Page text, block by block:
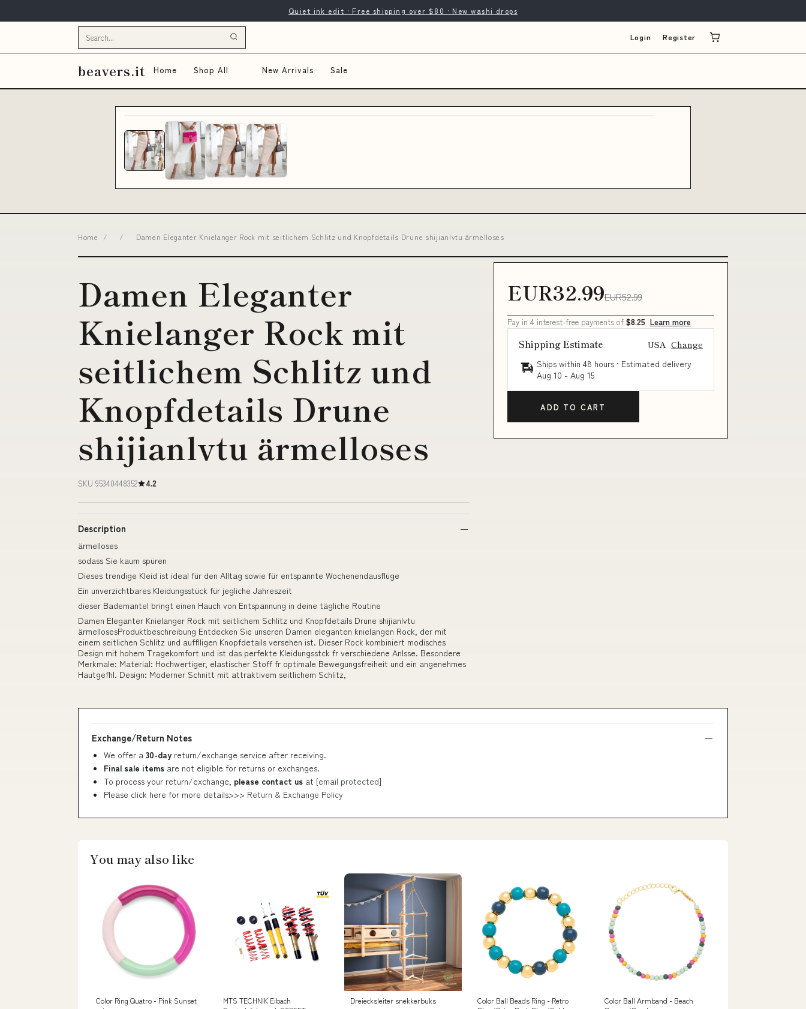
Quiet ink edit · Free shipping over $80 · New washi drops
Login Register
beavers.it Home Shop All New Arrivals Sale
Home / / Damen Eleganter Knielanger Rock mit seitlichem Schlitz und Knopfdetails Drune shijianlvtu ärmelloses
Damen Eleganter
Knielanger Rock mit
seitlichem Schlitz und
Knopfdetails Drune
shijianlvtu ärmelloses
SKU 95340448352 4.2
Description
ärmelloses
sodass Sie kaum spüren
Dieses trendige Kleid ist ideal für den Alltag sowie für entspannte Wochenendausflüge
Ein unverzichtbares Kleidungsstück für jegliche Jahreszeit
dieser Bademantel bringt einen Hauch von Entspannung in deine tägliche Routine
Damen Eleganter Knielanger Rock mit seitlichem Schlitz und Knopfdetails Drune shijianlvtu
ärmellosesProduktbeschreibung Entdecken Sie unseren Damen eleganten knielangen Rock, der mit
einem seitlichen Schlitz und aufflligen Knopfdetails versehen ist. Dieser Rock kombiniert modisches
Design mit hohem Tragekomfort und ist das perfekte Kleidungsstck fr verschiedene Anlsse. Besondere
Merkmale: Material: Hochwertiger, elastischer Stoff fr optimale Bewegungsfreiheit und ein angenehmes
Hautgefhl. Design: Moderner Schnitt mit attraktivem seitlichem Schlitz,
EUR32.99EUR52.99
Pay in 4 interest-free payments of $8.25 Learn more
Shipping Estimate USA Change
Ships within 48 hours · Estimated delivery
Aug 10 - Aug 15
ADD TO CART
Exchange/Return Notes
We offer a 30-day return/exchange service after receiving.
Final sale items are not eligible for returns or exchanges.
To process your return/exchange, please contact us at [email protected]
Please click here for more details>>> Return & Exchange Policy
You may also like
Color Ring Quatro - Pink Sunset
MTS TECHNIK Eibach
Dreiecksleiter snekkerbuks
Color Ball Beads Ring - Retro
Color Ball Armband - Beach